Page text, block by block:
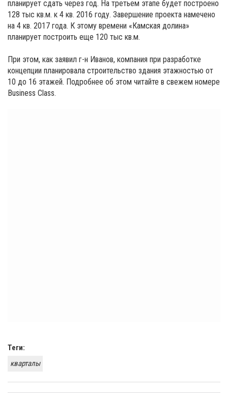
планирует сдать через год. На третьем этапе будет построено
128 тыс кв.м. к 4 кв. 2016 году. Завершение проекта намечено
на 4 кв. 2017 года. К этому времени «Камская долина»
планирует построить еще 120 тыс кв.м.
При этом, как заявил г-н Иванов, компания при разработке
концепции планировала строительство здания этажностью от
10 до 16 этажей. Подробнее об этом читайте в свежем номере
Business Class.
Теги:
кварталы